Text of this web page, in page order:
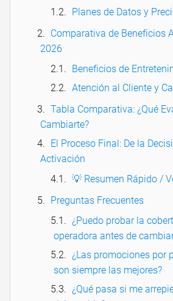
Planes de Datos y
Comparativa de Beneficios
2026
Beneficios de
Atención al Cliente y
Tabla Comparativa: ¿Qué
Cambiarte?
El Proceso Final: De la
Activación
💡 Resumen Rápido /
Preguntas Frecuentes
¿Puedo probar la
operadora antes de
¿Las promociones por
son siempre las mejores?
¿Qué pasa si me